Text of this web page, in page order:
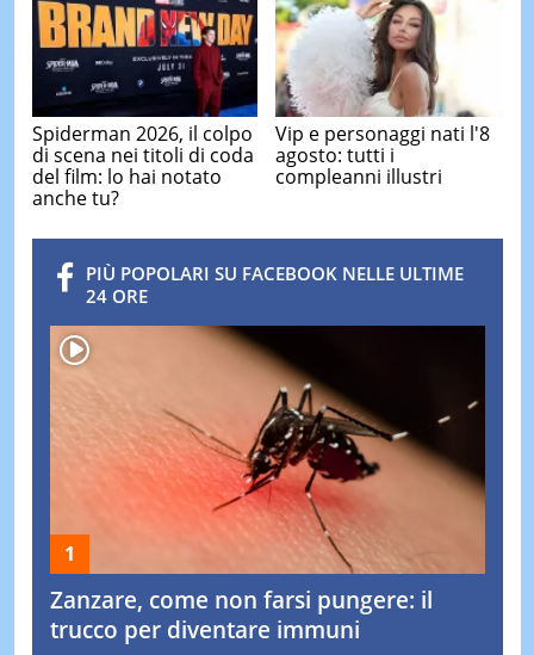
Spiderman 2026, il colpo
di scena nei titoli di coda
del film: lo hai notato
anche tu?
Vip e personaggi nati l'8
agosto: tutti i
compleanni illustri
PIÙ POPOLARI SU FACEBOOK NELLE ULTIME
24 ORE
Zanzare, come non farsi pungere: il
trucco per diventare immuni